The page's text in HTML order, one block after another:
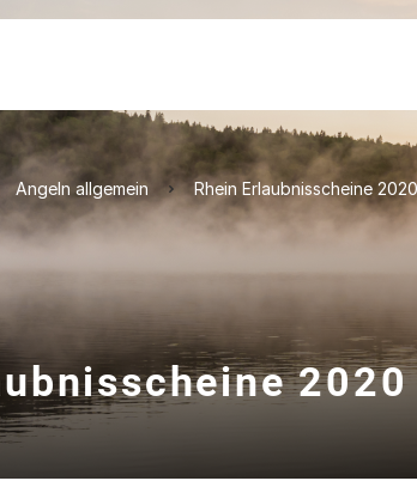
Angeln allgemein Rhein Erlaubnisscheine 2020
2020